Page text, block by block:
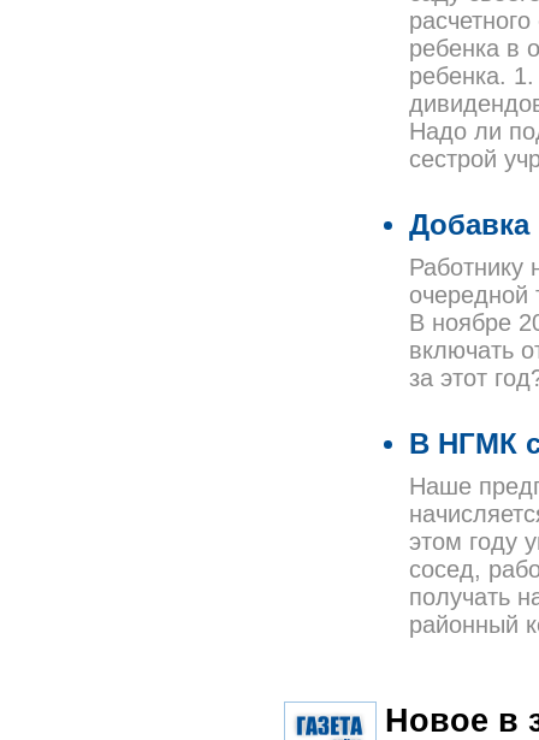
ребенка в
ребенка.
Надо ли
сестрой
Работнику
очередной
В ноябре
включать
за этот
В НГМК
Наше
этом году
сосед,
получать
районный
Новое в